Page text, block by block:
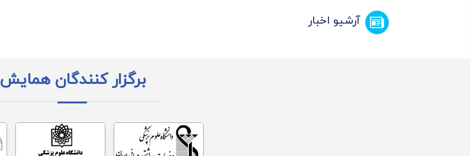
آرشیو اخبار
برگزار کنندگان همایش